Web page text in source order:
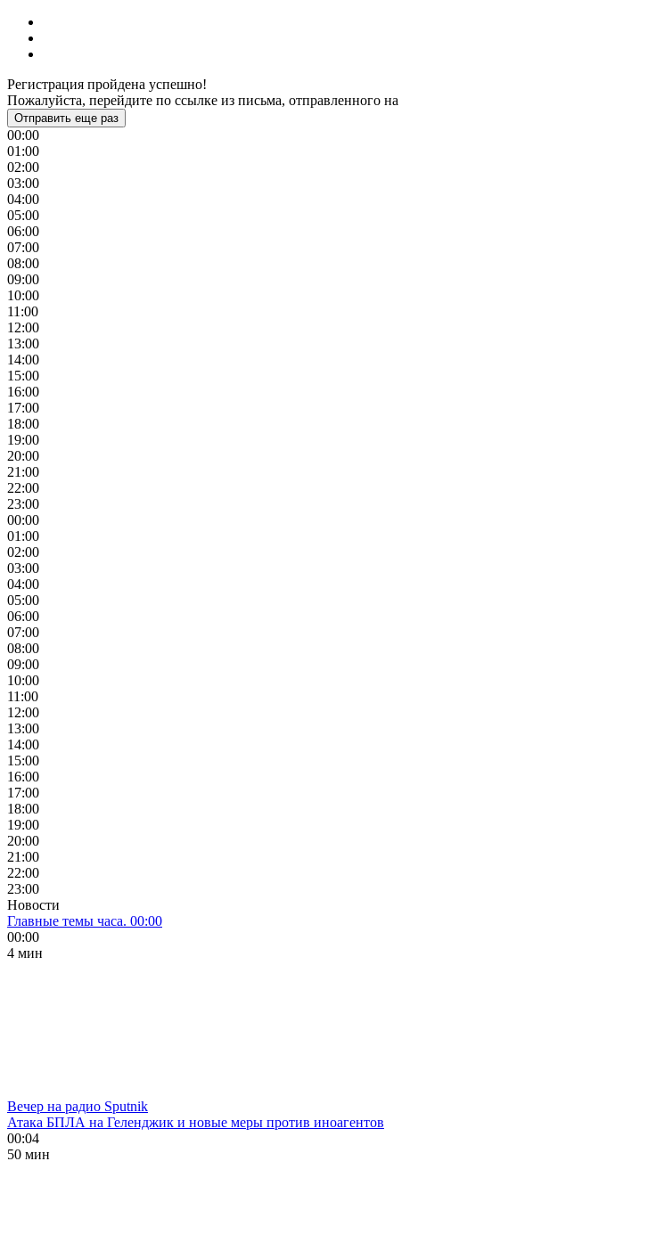
Регистрация пройдена успешно!
Пожалуйста, перейдите по ссылке из письма, отправленного на
Отправить еще раз
00:00
01:00
02:00
03:00
04:00
05:00
06:00
07:00
08:00
09:00
10:00
11:00
12:00
13:00
14:00
15:00
16:00
17:00
18:00
19:00
20:00
21:00
22:00
23:00
00:00
01:00
02:00
03:00
04:00
05:00
06:00
07:00
08:00
09:00
10:00
11:00
12:00
13:00
14:00
15:00
16:00
17:00
18:00
19:00
20:00
21:00
22:00
23:00
Новости
Главные темы часа. 00:00
00:00
4 мин
Вечер на радио Sputnik
Атака БПЛА на Геленджик и новые меры против иноагентов
00:04
50 мин